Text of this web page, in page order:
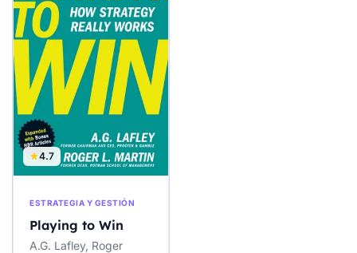
4.7
ESTRATEGIA Y GESTIÓN
Playing to Win
A.G. Lafley, Roger